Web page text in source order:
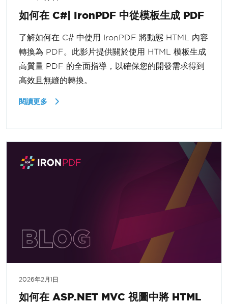
如何在 C#| IronPDF 中從模板生成 PDF
了解如何在 C# 中使用 IronPDF 將動態 HTML 內容
轉換為 PDF。此影片提供關於使用 HTML 模板生成
高質量 PDF 的全面指導，以確保您的開發需求得到
高效且無縫的轉換。
閱讀更多
2026年2月1日
如何在 ASP.NET MVC 視圖中將 HTML